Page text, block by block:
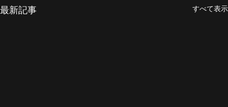
最新記事 すべて表示